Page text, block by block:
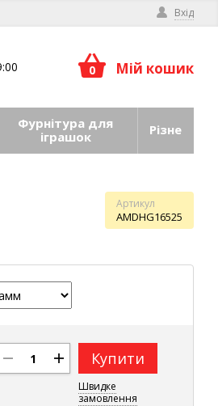
Вхід
0 Мій кошик
Фурнітура для
іграшок
Різне
Артикул
AMDHG16525
Купити
Швидке
замовлення